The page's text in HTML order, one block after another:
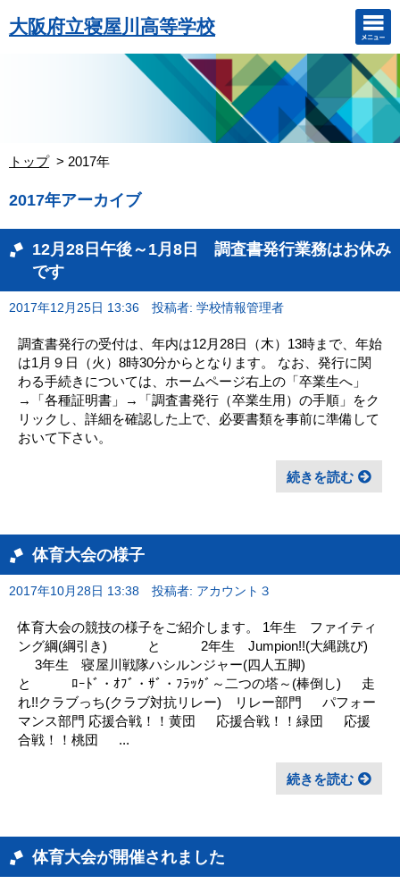
大阪府立寝屋川高等学校
トップ 2017年
2017年アーカイブ
12月28日午後～1月8日 調査書発行業務はお休み
です
2017年12月25日 13:36 投稿者: 学校情報管理者
調査書発行の受付は、年内は12月28日（木）13時まで、年始
は1月９日（火）8時30分からとなります。 なお、発行に関
わる手続きについては、ホームページ右上の「卒業生へ」
→「各種証明書」→「調査書発行（卒業生用）の手順」をク
リックし、詳細を確認した上で、必要書類を事前に準備して
おいて下さい。
続きを読む
体育大会の様子
2017年10月28日 13:38 投稿者: アカウント３
体育大会の競技の様子をご紹介します。 1年生 ファイティ
ング綱(綱引き) と 2年生 Jumpion!!(大縄跳び)
3年生 寝屋川戦隊ハシルンジャー(四人五脚)
と ﾛｰﾄﾞ・ｵﾌﾞ・ｻﾞ・ﾌﾗｯｸﾞ～二つの塔～(棒倒し) 走
れ!!クラブっち(クラブ対抗リレー) リレー部門 パフォー
マンス部門 応援合戦！！黄団 応援合戦！！緑団 応援
合戦！！桃団 ...
続きを読む
体育大会が開催されました